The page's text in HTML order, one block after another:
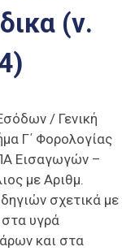
(ν.
/ Γενική
Γ΄ Φορολογίας
Εισαγωγών –
με Αριθμ.
σχετικά με
υγρά
και στα